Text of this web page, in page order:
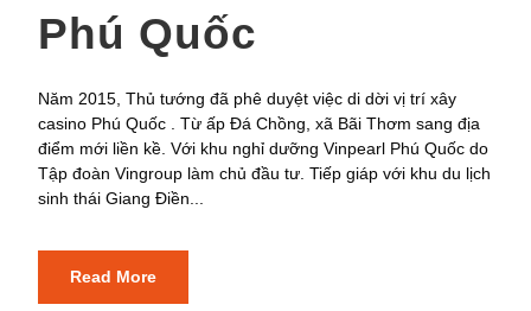
Phú Quốc
Năm 2015, Thủ tướng đã phê duyệt việc di dời vị trí xây
casino Phú Quốc . Từ ấp Đá Chồng, xã Bãi Thơm sang địa
điểm mới liền kề. Với khu nghỉ dưỡng Vinpearl Phú Quốc do
Tập đoàn Vingroup làm chủ đầu tư. Tiếp giáp với khu du lịch
sinh thái Giang Điền...
Read More